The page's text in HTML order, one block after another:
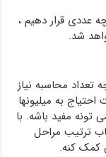
عددی قرار دهیم ،
شد.
محاسبه نیاز
به میلیونها
مفید باشه. با
ترتیب مراحل
کمک کنه.